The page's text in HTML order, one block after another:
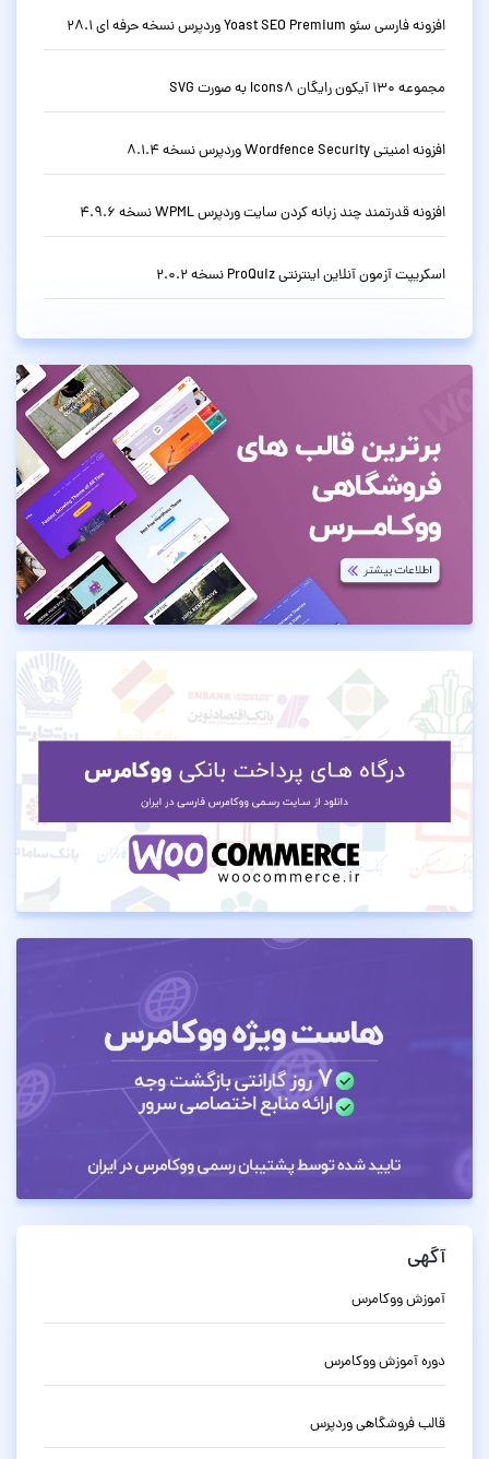
افزونه فارسی سئو Yoast SEO Premium وردپرس نسخه حرفه ای 28.1
مجموعه 130 آیکون رایگان Icons8 به صورت SVG
افزونه امنیتی Wordfence Security وردپرس نسخه 8.1.4
افزونه قدرتمند چند زبانه کردن سایت وردپرس WPML نسخه 4.9.6
اسکریپت آزمون آنلاین اینترنتی ProQuiz نسخه 2.0.2
آگهی
آموزش ووکامرس
دوره آموزش ووکامرس
قالب فروشگاهی وردپرس